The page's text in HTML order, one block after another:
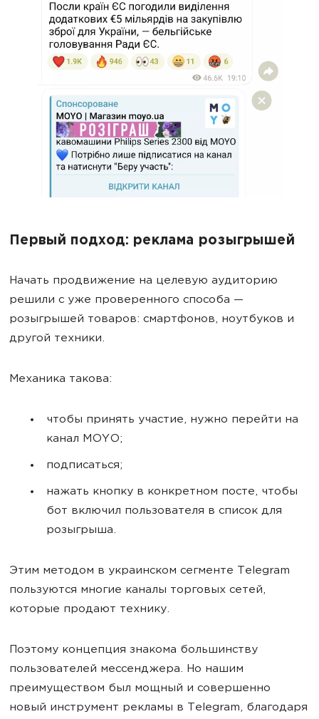
Первый подход: реклама розыгрышей
Начать продвижение на целевую аудиторию
решили с уже проверенного способа —
розыгрышей товаров: смартфонов, ноутбуков и
другой техники.
Механика такова:
чтобы принять участие, нужно перейти на
канал MOYO;
подписаться;
нажать кнопку в конкретном посте, чтобы
бот включил пользователя в список для
розыгрыша.
Этим методом в украинском сегменте Telegram
пользуются многие каналы торговых сетей,
которые продают технику.
Поэтому концепция знакома большинству
пользователей мессенджера. Но нашим
преимуществом был мощный и совершенно
новый инструмент рекламы в Telegram, благодаря